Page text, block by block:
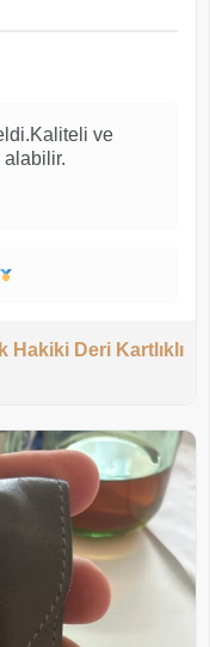
ve
Hakiki Deri Kartlıklı